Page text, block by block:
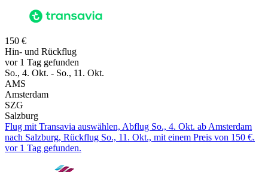
150 €
Hin- und Rückflug
vor 1 Tag gefunden
So., 4. Okt. - So., 11. Okt.
AMS
Amsterdam
SZG
Salzburg
Flug mit Transavia auswählen, Abflug So., 4. Okt. ab Amsterdam
nach Salzburg, Rückflug So., 11. Okt., mit einem Preis von 150 €.
vor 1 Tag gefunden.